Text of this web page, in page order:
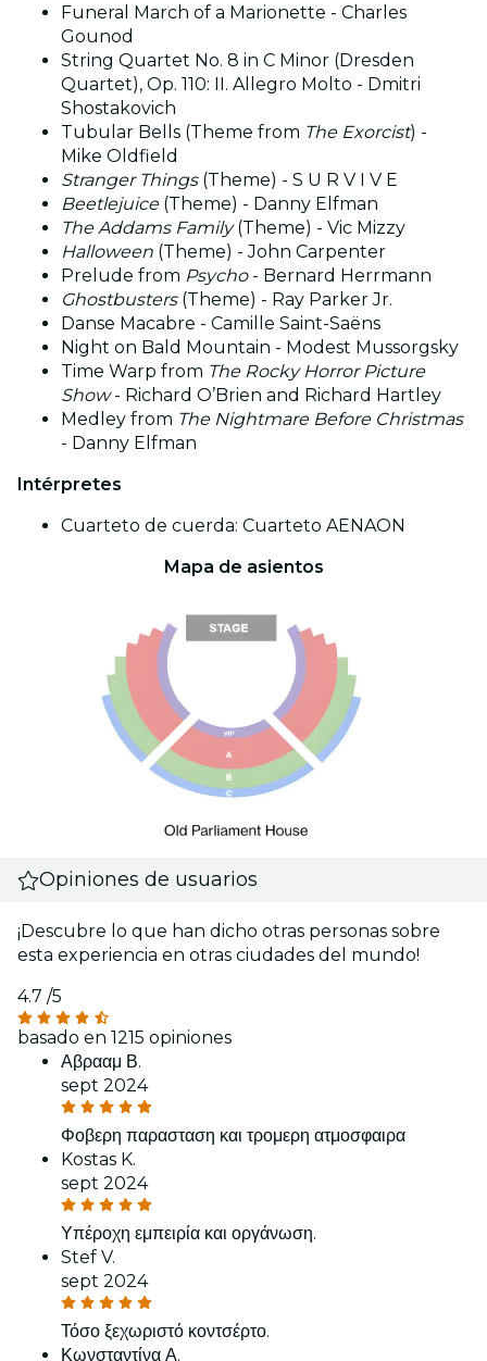
Funeral March of a Marionette - Charles
Gounod
String Quartet No. 8 in C Minor (Dresden
Quartet), Op. 110: II. Allegro Molto - Dmitri
Shostakovich
Tubular Bells (Theme from The Exorcist) -
Mike Oldfield
Stranger Things(Theme) - S U R V I V E
Beetlejuice(Theme) - Danny Elfman
The Addams Family(Theme) - Vic Mizzy
Halloween (Theme) - John Carpenter
Prelude from Psycho- Bernard Herrmann
Ghostbusters(Theme) - Ray Parker Jr.
Danse Macabre - Camille Saint-Saëns
Night on Bald Mountain - Modest Mussorgsky
Time Warp from The Rocky Horror Picture
Show- Richard O’Brien and Richard Hartley
Medley from The Nightmare Before Christmas
- Danny Elfman
Intérpretes
Cuarteto de cuerda: Cuarteto AENAON
Mapa de asientos
Opiniones de usuarios
¡Descubre lo que han dicho otras personas sobre
esta experiencia en otras ciudades del mundo!
4.7 /5
basado en 1215 opiniones
Αβρααμ Β.
sept 2024
Φοβερη παρασταση και τρομερη ατμοσφαιρα
Kostas K.
sept 2024
Υπέροχη εμπειρία και οργάνωση.
Stef V.
sept 2024
Τόσο ξεχωριστό κοντσέρτο.
Κωνσταντίνα Α.